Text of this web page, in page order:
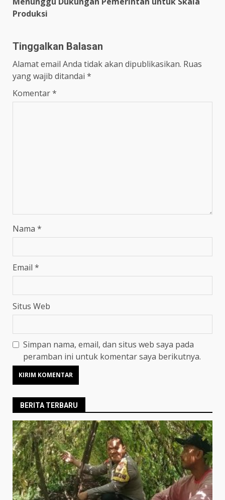
Produksi
Tinggalkan Balasan
Alamat email Anda tidak akan dipublikasikan. Ruas
yang wajib ditandai *
Komentar*
Nama *
Email *
Situs Web
Simpan nama, email, dan situs web saya pada
peramban ini untuk komentar saya berikutnya.
BERITA TERBARU